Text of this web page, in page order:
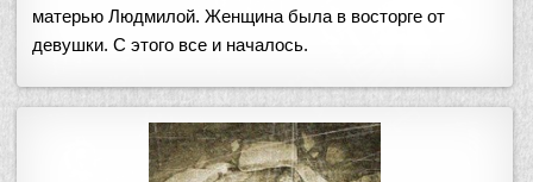
матерью Людмилой. Женщина была в восторге от
девушки. С этого все и началось.